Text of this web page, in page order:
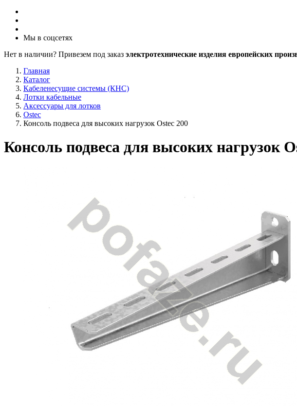
Мы в соцсетях
Нет в наличии? Привезем под заказ электротехнические изделия европейских
Главная
Каталог
Кабеленесущие системы (КНС)
Лотки кабельные
Аксессуары для лотков
Ostec
Консоль подвеса для высоких нагрузок Ostec 200
Консоль подвеса для высоких нагрузок